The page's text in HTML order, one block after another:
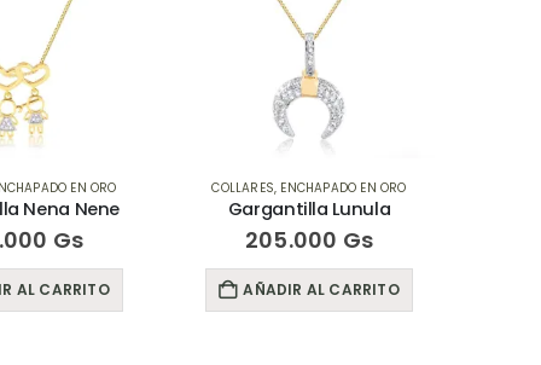
EN ORO
Nena Nene
Gs
AL CARRITO
COLLARES, ENCHAPADO EN ORO
Gargantilla Lunula
205.000 Gs
AÑADIR AL CARRITO